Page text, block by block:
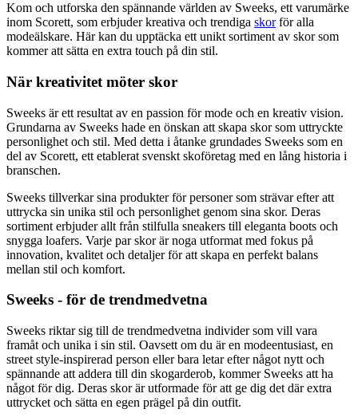
Kom och utforska den spännande världen av Sweeks, ett varumärke
inom Scorett, som erbjuder kreativa och trendiga skorför alla
modeälskare. Här kan du upptäcka ett unikt sortiment av skor som
kommer att sätta en extra touch på din stil.
När kreativitet möter skor
Sweeks är ett resultat av en passion för mode och en kreativ vision.
Grundarna av Sweeks hade en önskan att skapa skor som uttryckte
personlighet och stil. Med detta i åtanke grundades Sweeks som en
del av Scorett, ett etablerat svenskt skoföretag med en lång historia i
branschen.
Sweeks tillverkar sina produkter för personer som strävar efter att
uttrycka sin unika stil och personlighet genom sina skor. Deras
sortiment erbjuder allt från stilfulla sneakers till eleganta boots och
snygga loafers. Varje par skor är noga utformat med fokus på
innovation, kvalitet och detaljer för att skapa en perfekt balans
mellan stil och komfort.
Sweeks - för de trendmedvetna
Sweeks riktar sig till de trendmedvetna individer som vill vara
framåt och unika i sin stil. Oavsett om du är en modeentusiast, en
street style-inspirerad person eller bara letar efter något nytt och
spännande att addera till din skogarderob, kommer Sweeks att ha
något för dig. Deras skor är utformade för att ge dig det där extra
uttrycket och sätta en egen prägel på din outfit.